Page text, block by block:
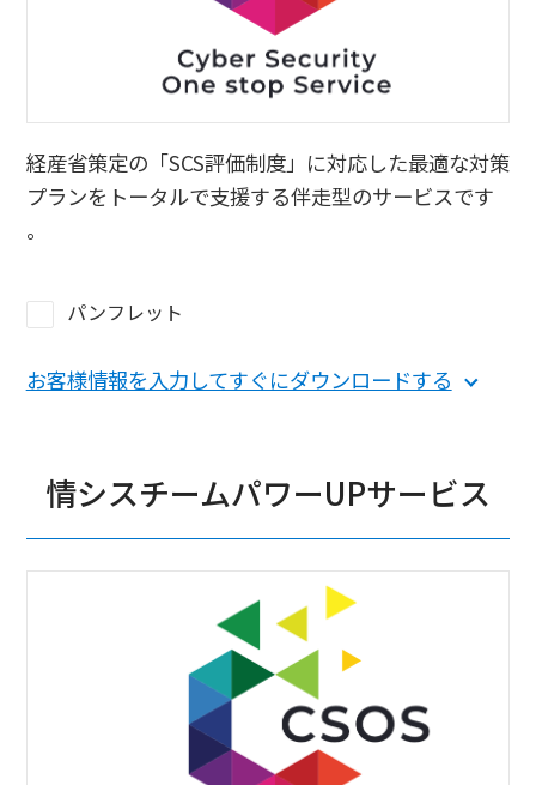
経産省策定の「SCS評価制度」に対応した最適な対策
プランをトータルで支援する伴走型のサービスです
。
パンフレット
お客様情報を入力してすぐにダウンロードする
情シスチームパワーUPサービス